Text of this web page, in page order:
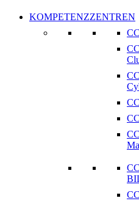
KOMPETENZZENTREN